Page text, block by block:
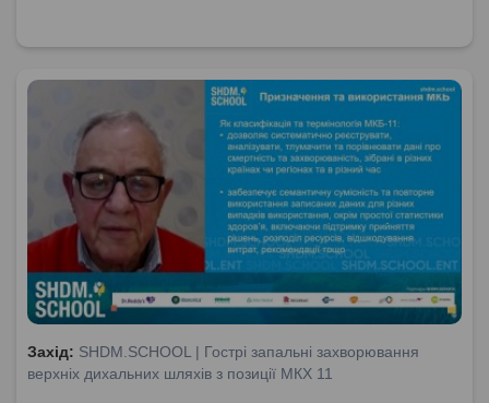
Захід: SHDM.SCHOOL | Гострі запальні захворювання
верхніх дихальних шляхів з позиції МКХ 11